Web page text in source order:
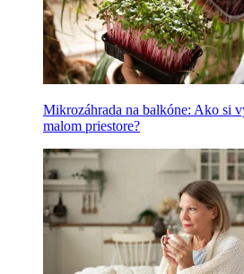
Mikrozáhrada na balkóne: Ako si
malom priestore?